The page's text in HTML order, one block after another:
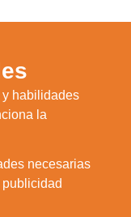
habilidades
la
necesarias